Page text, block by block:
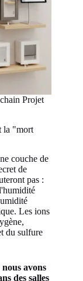
Projet
la "mort
couche de
de
pas :
Les ions
du sulfure
avons
des salles